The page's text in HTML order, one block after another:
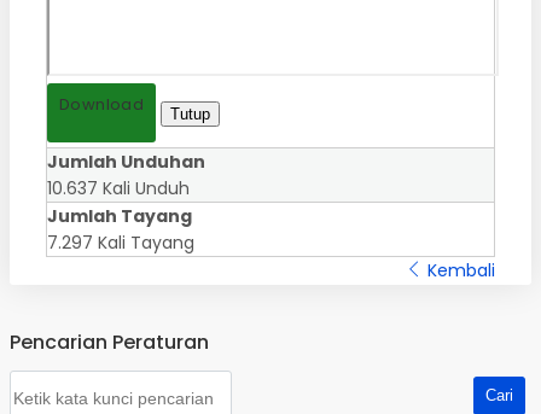
Download Tutup
Jumlah Unduhan
10.637 Kali Unduh
Jumlah Tayang
7.297 Kali Tayang
Kembali
Pencarian Peraturan